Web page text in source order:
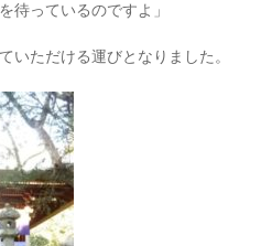
待っているのですよ」
いただける運びとなりました。